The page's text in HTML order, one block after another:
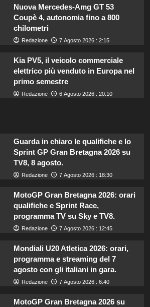
Nuova Mercedes-Amg GT 53
Coupè 4, autonomia fino a 800
chilometri
Redazione 7 Agosto 2026 : 2:15
Kia PV5, il veicolo commerciale
elettrico più venduto in Europa nel
primo semestre
Redazione 6 Agosto 2026 : 20:10
Guarda in chiaro le qualifiche e lo
Sprint GP Gran Bretagna 2026 su
TV8, 8 agosto.
Redazione 7 Agosto 2026 : 18:30
MotoGP Gran Bretagna 2026: orari
qualifiche e Sprint Race,
programma TV su Sky e TV8.
Redazione 7 Agosto 2026 : 12:45
Mondiali U20 Atletica 2026: orari,
programma e streaming del 7
agosto con gli italiani in gara.
Redazione 7 Agosto 2026 : 6:40
MotoGP Gran Bretagna 2026 su